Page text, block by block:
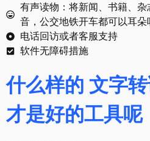
有声读物：将新闻、书籍、
音，公交地铁开车都可以耳朵
电话回访或者客服支持
软件无障碍措施
什么样的 文字转
才是好的工具呢